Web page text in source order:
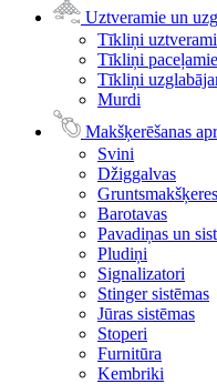
Uztveramie un
Tīkliņi
Tīkliņi paceļamie
Tīkliņi
Murdi
Makšķerēšanas
Svini
Džiggalvas
Barotavas
Pavadiņas un
Pludiņi
Signalizatori
Stinger sistēmas
Jūras sistēmas
Stoperi
Furnitūra
Kembriki